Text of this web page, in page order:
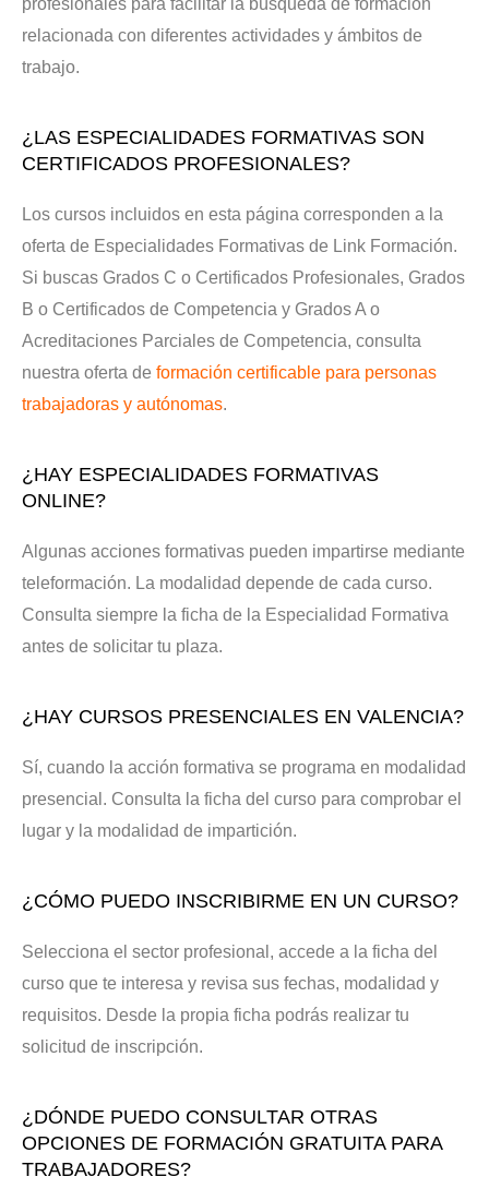
profesionales para facilitar la búsqueda de formación
relacionada con diferentes actividades y ámbitos de
trabajo.
¿LAS ESPECIALIDADES FORMATIVAS SON
CERTIFICADOS PROFESIONALES?
Los cursos incluidos en esta página corresponden a la
oferta de Especialidades Formativas de Link Formación.
Si buscas Grados C o Certificados Profesionales, Grados
B o Certificados de Competencia y Grados A o
Acreditaciones Parciales de Competencia, consulta
nuestra oferta de formación certificable para personas
trabajadoras y autónomas.
¿HAY ESPECIALIDADES FORMATIVAS
ONLINE?
Algunas acciones formativas pueden impartirse mediante
teleformación. La modalidad depende de cada curso.
Consulta siempre la ficha de la Especialidad Formativa
antes de solicitar tu plaza.
¿HAY CURSOS PRESENCIALES EN VALENCIA?
Sí, cuando la acción formativa se programa en modalidad
presencial. Consulta la ficha del curso para comprobar el
lugar y la modalidad de impartición.
¿CÓMO PUEDO INSCRIBIRME EN UN CURSO?
Selecciona el sector profesional, accede a la ficha del
curso que te interesa y revisa sus fechas, modalidad y
requisitos. Desde la propia ficha podrás realizar tu
solicitud de inscripción.
¿DÓNDE PUEDO CONSULTAR OTRAS
OPCIONES DE FORMACIÓN GRATUITA PARA
TRABAJADORES?